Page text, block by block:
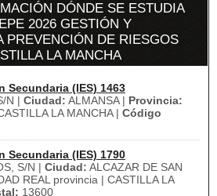
DÓNDE SE ESTUDIA
2026 GESTIÓN Y
PREVENCIÓN DE RIESGOS
LA MANCHA
(IES) 1463
N | Ciudad: ALMANSA | Provincia:
LA MANCHA | Código
(IES) 1790
S/N | Ciudad: ALCAZAR DE SAN
REAL provincia | CASTILLA LA
13600